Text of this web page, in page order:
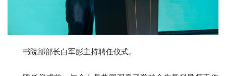
书院部部长白军彭主持聘任仪式。